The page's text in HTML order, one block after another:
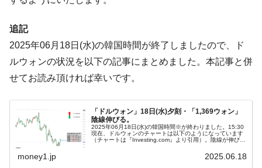
「KDDX」1番艦、2032年竣工と公示
『Money1』
に韓国がいっちょがみしたのでは。
『Money1』
韓国政府『BYD』車への補助金を全廃 ⇒ 実
は韓国で『BYD』車は売れている。6カ月で対前年同期比
1.9倍！
く空港に詰めかけ「出て行け！」「極右勢力」のプラカー
ドを掲げる「在韓反米勢力」
『Money1』
韓国政府「2035年までに18.4GW規模のAIデ
ータセンター整備」⇒ だから無理だってば。
追記
2025年06月18日(水)の韓国時間が終了しましたので、ド
ルウォンの状況を以下の記事にまとめました。本記事と併
せてお読み頂ければ幸いです。
「ドルウォン」18日(水)夕刻・「1,369ウォン」
陰線伸びる。
2025年06月18日(水)の韓国時間※が終わりました。15:30
現在、ドルウォンのチャートは以下のようになっています
（チャートは『Investing.com』より引用）。陰線が伸びま
money1.jp 2025.06.18